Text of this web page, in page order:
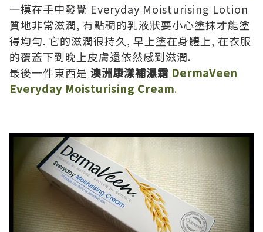
一摸在手中發覺 Everyday Moisturising Lotion
質地非常滋潤, 有點稠的乳液狀要小心塗抹才能塗
得均勻. 它的滋潤很持久, 早上塗在身體上, 在衣服
的覆蓋下到晚上皮膚還依然感到滋潤.
最後一件東西是 澳洲康漾補濕霜 DermaVeen
Everyday Moisturising Cream.